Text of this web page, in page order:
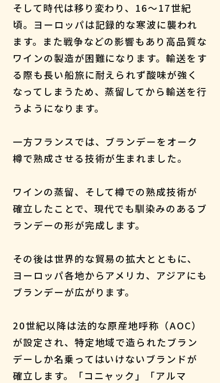
そして時代は移り変わり、16～17世紀
頃。ヨーロッパは記録的な寒波に襲われ
ます。また戦争などの影響もあり高品質な
ワインの製造が困難になります。輸送をす
る際も長い船旅に耐えられず酸味が強く
なってしまうため、蒸留してから輸送を行
うようになります。
一方フランスでは、ブランデーをオーク
樽で熟成させる技術が生まれました。
ワインの蒸留、そして樽での熟成技術が
確立したことで、現代でも馴染みのあるブ
ランデーの形が完成します。
その後は世界的な貿易の拡大とともに、
ヨーロッパ各地からアメリカ、アジアにも
ブランデーが広がります。
20世紀以降は法的な原産地呼称（AOC）
が設定され、特定地域で造られたブラン
デーしか名乗ってはいけないブランドが
確立します。「コニャック」「アルマ